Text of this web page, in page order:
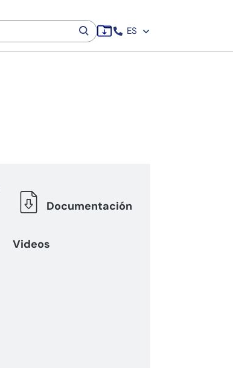
ES
Documentación
Videos